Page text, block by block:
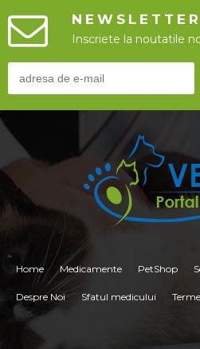
NEWSLETTER
Inscriete la noutatile
Home Medicamente PetShop
Despre Noi Sfatul medicului